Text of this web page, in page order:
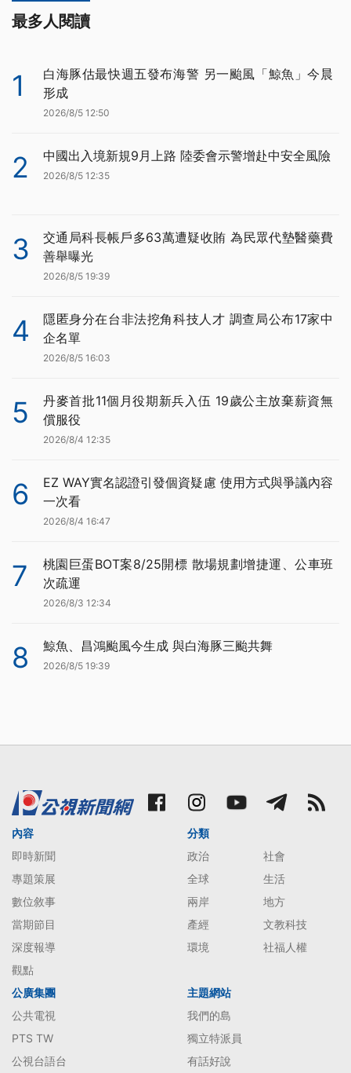
最多人閱讀
1
白海豚估最快週五發布海警 另一颱風「鯨魚」今晨
形成
2026/8/5 12:50
2 中國出入境新規9月上路 陸委會示警增赴中安全風險
2026/8/5 12:35
3
交通局科長帳戶多63萬遭疑收賄 為民眾代墊醫藥費
善舉曝光
2026/8/5 19:39
4
隱匿身分在台非法挖角科技人才 調查局公布17家中
企名單
2026/8/5 16:03
5
丹麥首批11個月役期新兵入伍 19歲公主放棄薪資無
償服役
2026/8/4 12:35
6
EZ WAY實名認證引發個資疑慮 使用方式與爭議內容
一次看
2026/8/4 16:47
7
桃園巨蛋BOT案8/25開標 散場規劃增捷運、公車班
次疏運
2026/8/3 12:34
8 鯨魚、昌鴻颱風今生成 與白海豚三颱共舞
2026/8/5 19:39
內容
即時新聞
專題策展
數位敘事
當期節目
深度報導
觀點
分類
政治
社會
全球
生活
兩岸
地方
產經
文教科技
環境
社福人權
公廣集團
公共電視
PTS TW
公視台語台
主題網站
我們的島
獨立特派員
有話好說